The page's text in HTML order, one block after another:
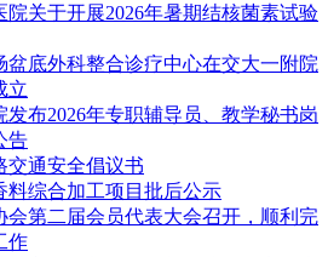
院关于开展2026年暑期结核菌素试验
盆底外科整合诊疗中心在交大一附院
立
发布2026年专职辅导员、教学秘书岗
告
交通安全倡议书
料综合加工项目批后公示
会第二届会员代表大会召开，顺利完
作